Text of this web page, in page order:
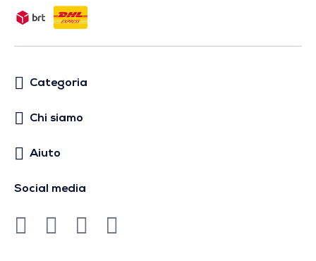
Categoria
Chi siamo
Aiuto
Social media